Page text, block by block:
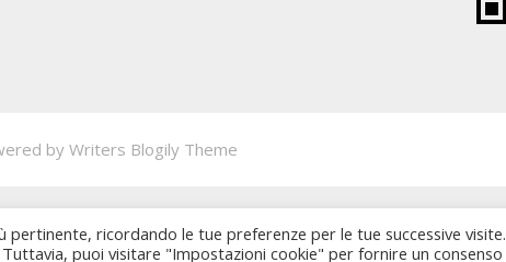
by Writers Blogily Theme
ricordando le tue preferenze per le tue successive visite.
puoi visitare "Impostazioni cookie" per fornire un consenso